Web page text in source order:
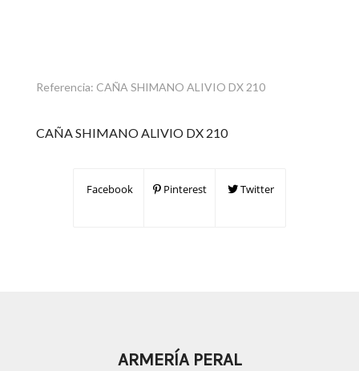
Referencia: CAÑA SHIMANO ALIVIO DX 210
CAÑA SHIMANO ALIVIO DX 210
Facebook Pinterest Twitter
ARMERÍA PERAL